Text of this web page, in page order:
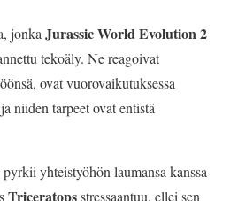
jonkaJurassic World Evolution 2
tekoäly. Ne reagoivat
ovat vuorovaikutuksessa
niiden tarpeet ovat entistä
pyrkii yhteistyöhön laumansa kanssa
Triceratopsstressaantuu, ellei sen